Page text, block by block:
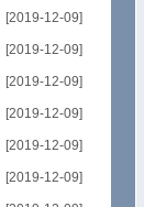
[2019-12-09]
[2019-12-09]
[2019-12-09]
[2019-12-09]
[2019-12-09]
[2019-12-09]